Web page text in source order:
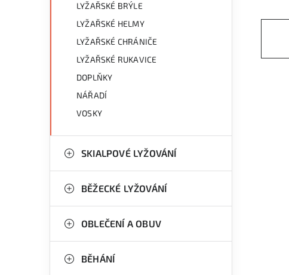
l
LYŽAŘSKÉ BRÝLE
LYŽAŘSKÉ HELMY
LYŽAŘSKÉ CHRÁNIČE
LYŽAŘSKÉ RUKAVICE
DOPLŇKY
NÁŘADÍ
VOSKY
SKIALPOVÉ LYŽOVÁNÍ
BĚŽECKÉ LYŽOVÁNÍ
OBLEČENÍ A OBUV
BĚHÁNÍ